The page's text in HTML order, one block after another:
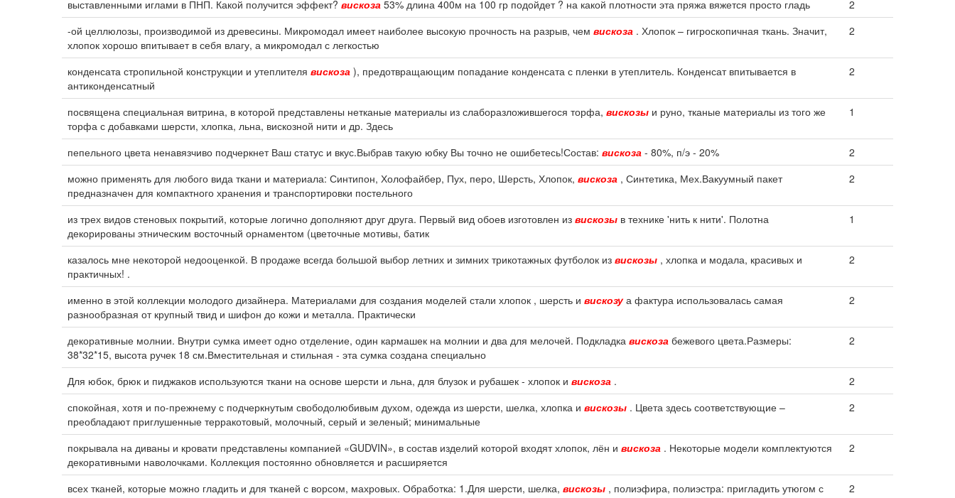
выставленными иглами в ПНП. Какой получится эффект? вискоза 53% длина 400м на 100 гр подойдет ? на какой плотности эта пряжа вяжется просто гладь
2
-ой целлюлозы, производимой из древесины. Микромодал имеет наиболее высокую прочность на разрыв, чем вискоза . Хлопок – гигроскопичная ткань. Значит,
хлопок хорошо впитывает в себя влагу, а микромодал с легкостью
2
конденсата стропильной конструкции и утеплителя вискоза ), предотвращающим попадание конденсата с пленки в утеплитель. Конденсат впитывается в
антиконденсатный
2
посвящена специальная витрина, в которой представлены нетканые материалы из слаборазложившегося торфа, вискозы и руно, тканые материалы из того же
торфа с добавками шерсти, хлопка, льна, вискозной нити и др. Здесь
1
пепельного цвета ненавязчиво подчеркнет Ваш статус и вкус.Выбрав такую юбку Вы точно не ошибетесь!Состав: вискоза - 80%, п/э - 20%
2
можно применять для любого вида ткани и материала: Синтипон, Холофайбер, Пух, перо, Шерсть, Хлопок, вискоза , Синтетика, Мех.Вакуумный пакет
предназначен для компактного хранения и транспортировки постельного
2
из трех видов стеновых покрытий, которые логично дополняют друг друга. Первый вид обоев изготовлен из вискозы в технике 'нить к нити'. Полотна
декорированы этническим восточный орнаментом (цветочные мотивы, батик
1
казалось мне некоторой недооценкой. В продаже всегда большой выбор летних и зимних трикотажных футболок из вискозы , хлопка и модала, красивых и
практичных! .
2
именно в этой коллекции молодого дизайнера. Материалами для создания моделей стали хлопок , шерсть и вискозуа фактура использовалась самая
разнообразная от крупный твид и шифон до кожи и металла. Практически
2
декоративные молнии. Внутри сумка имеет одно отделение, один кармашек на молнии и два для мелочей. Подкладка вискоза бежевого цвета.Размеры:
38*32*15, высота ручек 18 см.Вместительная и стильная - эта сумка создана специально
2
Для юбок, брюк и пиджаков используются ткани на основе шерсти и льна, для блузок и рубашек - хлопок и вискоза .
2
спокойная, хотя и по-прежнему с подчеркнутым свободолюбивым духом, одежда из шерсти, шелка, хлопка и вискозы . Цвета здесь соответствующие –
преобладают приглушенные терракотовый, молочный, серый и зеленый; минимальные
2
покрывала на диваны и кровати представлены компанией «GUDVIN», в состав изделий которой входят хлопок, лён и вискоза . Некоторые модели комплектуются
декоративными наволочками. Коллекция постоянно обновляется и расширяется
2
всех тканей, которые можно гладить и для тканей с ворсом, махровых. Обработка: 1.Для шерсти, шелка, вискозы , полиэфира, полиэстра: пригладить утюгом с
2